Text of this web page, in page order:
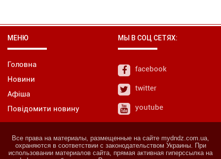
МЕНЮ
Головна
Новини
Афіша
Повідомити новину
МЫ В СОЦ СЕТЯХ:
facebook
twitter
youtube
Все права на материалы, размещенные на сайте mydndz.com.ua,
охраняются в соответствии с законодательством Украины. При
использовании материалов сайта, прямая активная гиперссылка на